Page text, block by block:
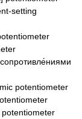
setting
potentiometer